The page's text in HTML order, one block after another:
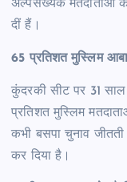
अल्पसंख्यक मतदाताओं
दीं हैं।
65 प्रतिशत मुस्लिम
कुंदरकी सीट पर 31
प्रतिशत मुस्लिम
कभी बसपा चुनाव
कर दिया है।